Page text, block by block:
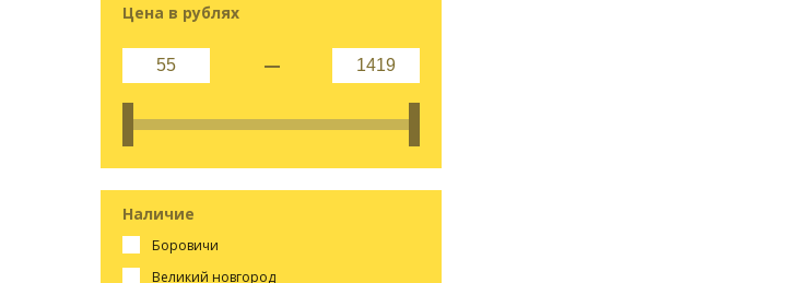
Цена в рублях
Наличие
боровичи
великий новгород